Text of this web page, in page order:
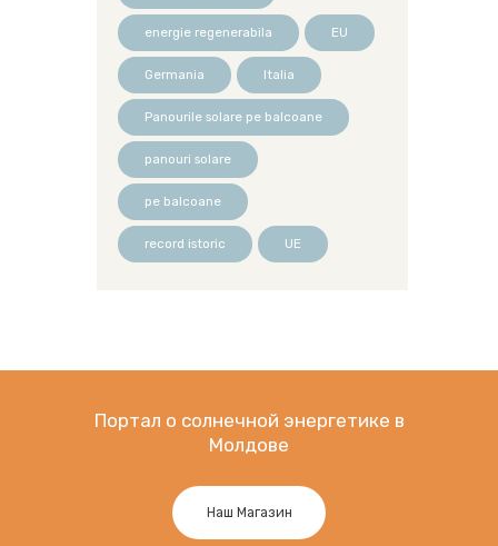
energie regenerabila EU
Germania Italia
Panourile solare pe balcoane
panouri solare
pe balcoane
record istoric UE
Портал о солнечной энергетике в
Молдове
Наш Магазин